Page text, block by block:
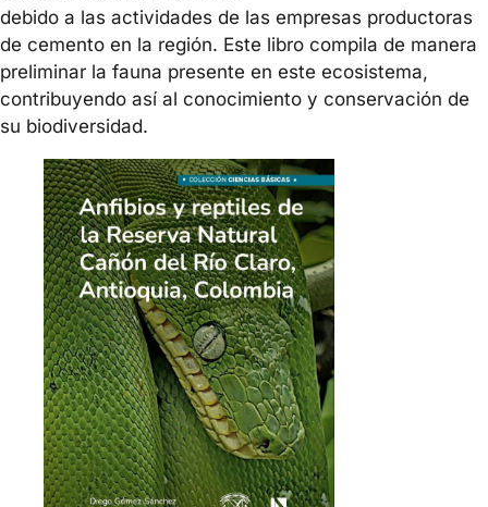
debido a las actividades de las empresas productoras
de cemento en la región. Este libro compila de manera
preliminar la fauna presente en este ecosistema,
contribuyendo así al conocimiento y conservación de
su biodiversidad.